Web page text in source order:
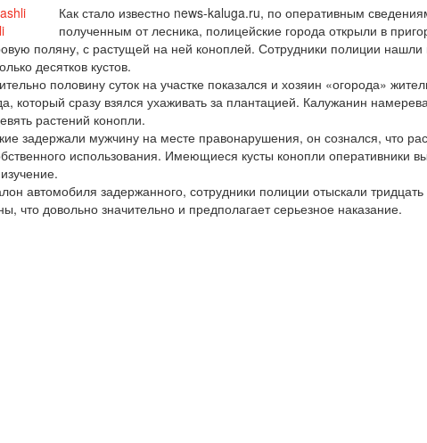
Как стало известно news-kaluga.ru, по оперативным
полученным от лесника, полицейские города открыли в
поляну, с растущей на ней коноплей. Сотрудники полиции нашли
десятков кустов.
половину суток на участке показался и хозяин «огорода»
который сразу взялся ухаживать за плантацией. Калужанин
растений конопли.
задержали мужчину на месте правонарушения, он сознался, что
использования. Имеющиеся кусты конопли оперативники
автомобиля задержанного, сотрудники полиции отыскали тридцать
что довольно значительно и предполагает серьезное наказание.